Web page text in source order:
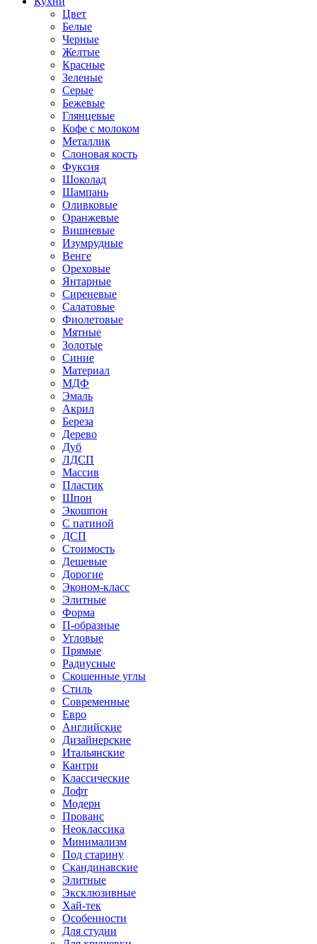
Цвет
Белые
Черные
Желтые
Красные
Зеленые
Серые
Бежевые
Глянцевые
Кофе с молоком
Металлик
Слоновая кость
Фуксия
Шоколад
Шампань
Оливковые
Оранжевые
Вишневые
Изумрудные
Венге
Ореховые
Янтарные
Сиреневые
Салатовые
Фиолетовые
Мятные
Золотые
Синие
Материал
МДФ
Эмаль
Акрил
Береза
Дерево
Дуб
ЛДСП
Массив
Пластик
Шпон
Экошпон
С патиной
ДСП
Стоимость
Дешевые
Дорогие
Эконом-класс
Элитные
Форма
П-образные
Угловые
Прямые
Радиусные
Скошенные углы
Стиль
Современные
Евро
Английские
Дизайнерские
Итальянские
Кантри
Классические
Лофт
Модерн
Прованс
Неоклассика
Минимализм
Под старину
Скандинавские
Элитные
Эксклюзивные
Хай-тек
Особенности
Для студии